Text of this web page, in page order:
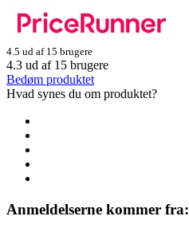
4.5 ud af 15 brugere
4.3 ud af 15 brugere
Bedøm produktet
Hvad synes du om produktet?
Anmeldelserne kommer fra: